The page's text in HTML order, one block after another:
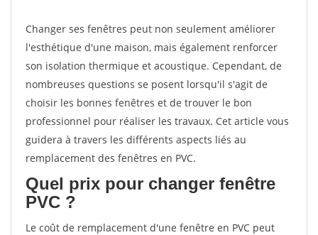
Changer ses fenêtres peut non seulement améliorer
l'esthétique d'une maison, mais également renforcer
son isolation thermique et acoustique. Cependant, de
nombreuses questions se posent lorsqu'il s'agit de
choisir les bonnes fenêtres et de trouver le bon
professionnel pour réaliser les travaux. Cet article vous
guidera à travers les différents aspects liés au
remplacement des fenêtres en PVC.
Quel prix pour changer fenêtre
PVC ?
Le coût de remplacement d'une fenêtre en PVC peut